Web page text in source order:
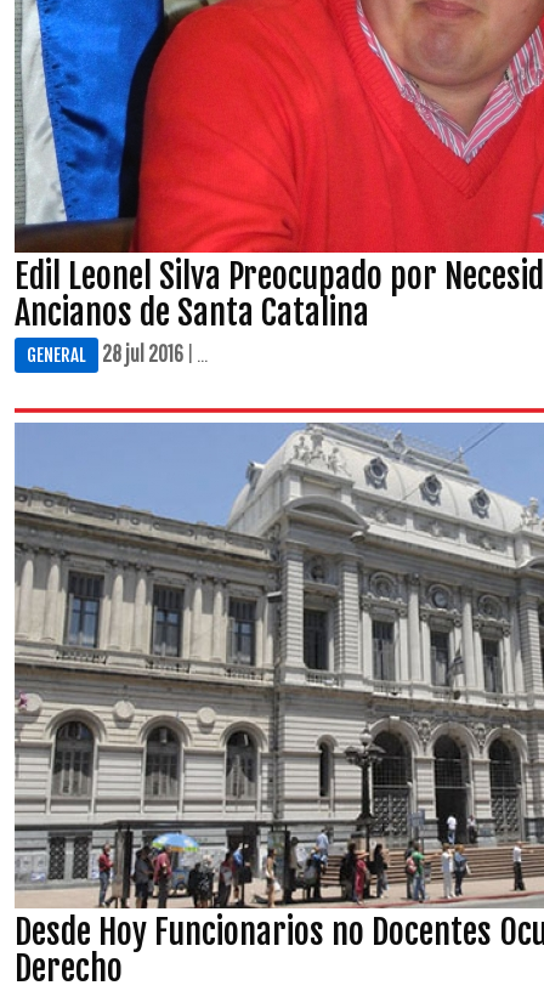
Edil Leonel Silva Preocupado por
Ancianos de Santa Catalina
GENERAL 28 jul 2016 | ...
Desde Hoy Funcionarios no Docentes
Derecho